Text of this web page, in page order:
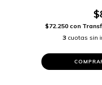
$72.250 con
3 cuotas sin